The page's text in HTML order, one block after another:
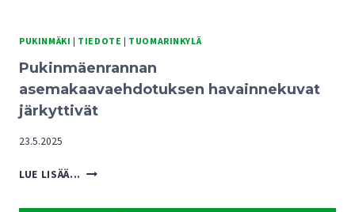
TUOMARINKYLÄN
TULEVAISUUDELLE
PUKINMÄKI | TIEDOTE | TUOMARINKYLÄ
Pukinmäenrannan
asemakaavaehdotuksen havainnekuvat
järkyttivät
23.5.2025
LUE LISÄÄ... PUKINMÄENRANNAN